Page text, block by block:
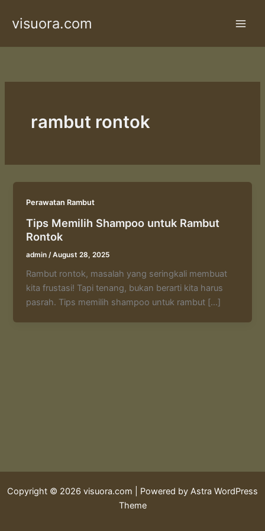
visuora.com
rambut rontok
Perawatan Rambut
Tips Memilih Shampoo untuk Rambut
Rontok
admin /August 28, 2025
Rambut rontok, masalah yang seringkali membuat
kita frustasi! Tapi tenang, bukan berarti kita harus
pasrah. Tips memilih shampoo untuk rambut […]
Copyright © 2026 visuora.com | Powered by Astra WordPress
Theme